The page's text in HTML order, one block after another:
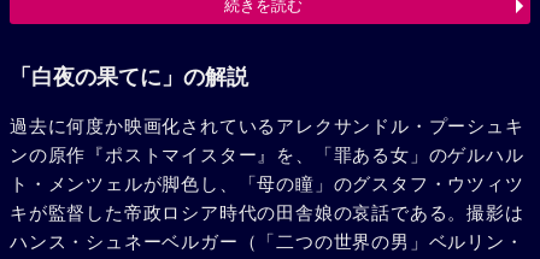
までの生活から足を洗った。幸福そうなドゥーニャの手紙を
邸と思いのほか、彼女の住む寒々としたアパートを見て、失
ニャは、こっそり引返してミンスキーを訪れ、父を喜ばせる
ために偽りの結婚式をしてくれと頼んだ。その当日、偽りと
は知らず、父は涙して娘の出世をよろこんだが、事情を知ら
ぬミッチャは、式を真にうけてドゥーニャから去って行っ
た。父を送りかえした彼女は、最愛のミッチャを失って生き
続きを読む
「白夜の果てに」の解説
過去に何度か映画化されているアレクサンドル・プーシュキ
ンの原作『ポストマイスター』を、「罪ある女」のゲルハル
ト・メンツェルが脚色し、「母の瞳」のグスタフ・ウツィツ
キが監督した帝政ロシア時代の田舎娘の哀話である。撮影は
ハンス・シュネーベルガー（「二つの世界の男」ベルリン・